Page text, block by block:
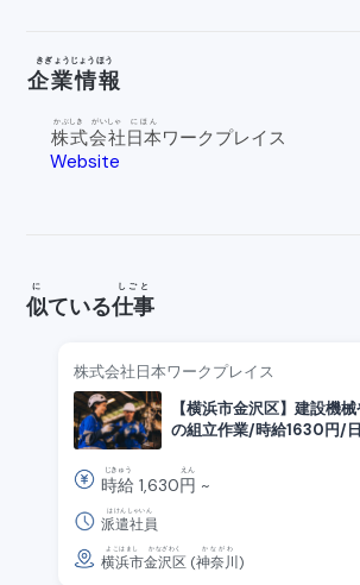
企業情報
きぎょうじょうほう
株式
かぶしき
会社
がいしゃ
日本
にほん
ワークプレイス
Website
似
に
ている仕事
しごと
株式会社日本ワークプレイス
【横浜市金沢区】建設機
の組立作業/時給1630円/
時給
じきゅう
1,630円
えん
~
派遣社員
はけんしゃいん
横浜市
よこはまし
金沢区
かなざわく
(神奈川
かながわ
)